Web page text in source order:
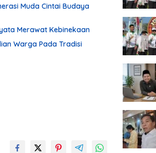
Muda Cintai Budaya
Merawat Kebinekaan
Warga Pada Tradisi